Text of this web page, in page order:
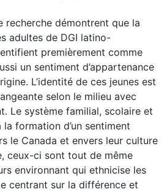
recherche démontrent que la
adultes de DGI latino-
premièrement comme
un sentiment d’appartenance
L’identité de ces jeunes est
selon le milieu avec
Le système familial, scolaire et
formation d’un sentiment
le Canada et envers leur culture
ceux-ci sont tout de même
environnant qui ethnicise les
centrant sur la différence et